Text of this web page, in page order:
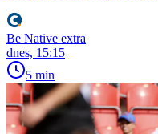
Be Native extra
dnes, 15:15
5 min